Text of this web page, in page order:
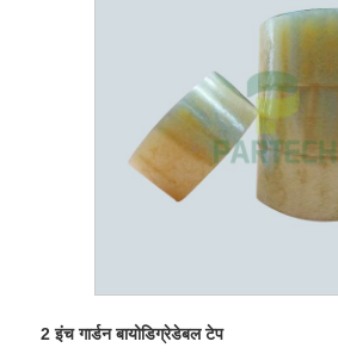
2 इंच गार्डन बायोडिग्रेडेबल टेप